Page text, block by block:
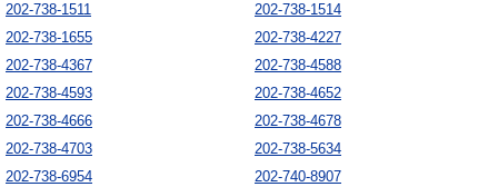
202-738-1511
202-738-1514
202-738-1655
202-738-4227
202-738-4367
202-738-4588
202-738-4593
202-738-4652
202-738-4666
202-738-4678
202-738-4703
202-738-5634
202-738-6954
202-740-8907